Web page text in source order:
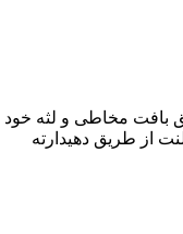
مخاطی و لثه خود
دهیدارته